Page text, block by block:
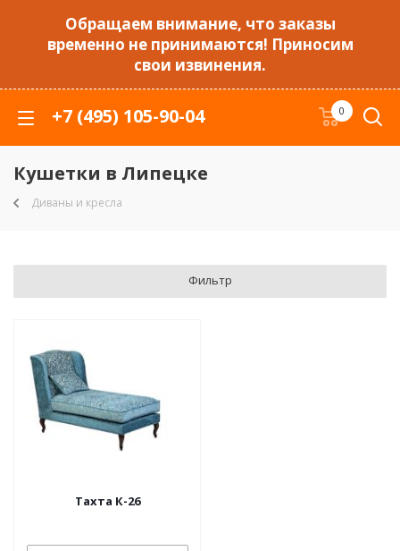
Обращаем внимание, что заказы
временно не принимаются! Приносим
свои извинения.
+7 (495) 105-90-04 0
Кушетки в Липецке
Диваны и кресла
Фильтр
Тахта К-26